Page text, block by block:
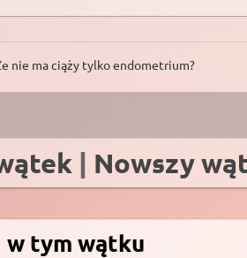
nie ma ciąży tylko endometrium?
| Nowszy
w tym wątku